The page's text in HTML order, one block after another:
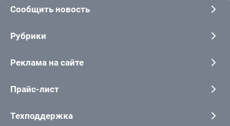
Сообщить новость
Рубрики
Реклама на сайте
Прайс-лист
Техподдержка